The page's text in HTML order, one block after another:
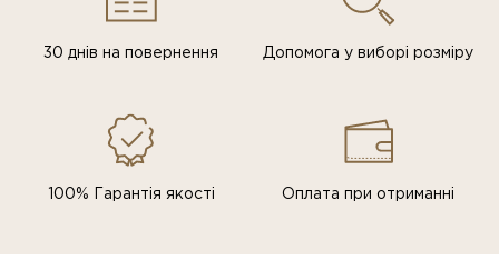
30 днів на повернення Допомога у виборі розміру
100% Гарантія якості Оплата при отриманні